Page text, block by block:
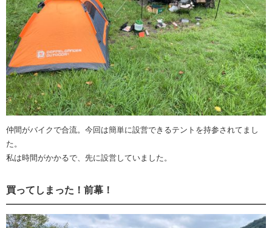
仲間がバイクで合流。今回は簡単に設営できるテントを持参されてまし
た。
私は時間がかかるで、先に設営していました。
買ってしまった！前幕！